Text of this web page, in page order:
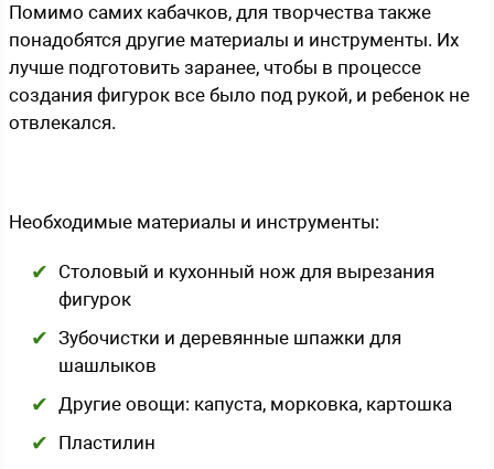
Помимо самих кабачков, для творчества также
понадобятся другие материалы и инструменты. Их
лучше подготовить заранее, чтобы в процессе
создания фигурок все было под рукой, и ребенок не
отвлекался.
Необходимые материалы и инструменты:
Столовый и кухонный нож для вырезания
фигурок
Зубочистки и деревянные шпажки для
шашлыков
Другие овощи: капуста, морковка, картошка
Пластилин